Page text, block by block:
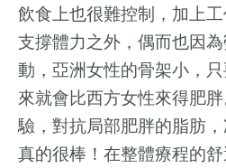
飲食上也很難控制，加上
支撐體力之外，偶而也因
動，亞洲女性的骨架小，
來就會比西方女性來得肥胖
驗，對抗局部肥胖的脂肪
真的很棒！在整體療程的